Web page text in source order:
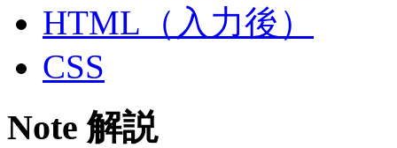
HTML（入力後）
CSS
Note 解説